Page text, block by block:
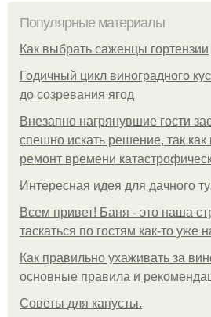
Популярные материалы
Как выбрать саженцы гортензии
Годичный цикл виноградного
до созревания ягод
Внезапно нагрянувшие гости
спешно искать решение, так как
ремонт времени
Интересная идея для дачного
Всем привет! Баня - это наша
таскаться по гостям как-то уже
Как правильно ухаживать за
основные правила и
Советы для капусты.